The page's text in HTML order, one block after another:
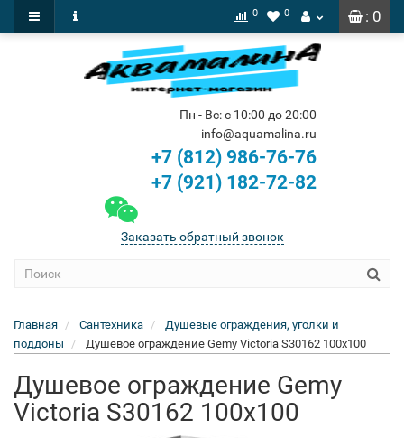
: 0
0 0
Пн - Вс: с 10:00 до 20:00
info@aquamalina.ru
+7 (812) 986-76-76
+7 (921) 182-72-82
Заказать обратный звонок
Главная Сантехника
Душевые ограждения, уголки и
поддоны
Душевое ограждение Gemy Victoria S30162 100x100
Душевое ограждение Gemy
Victoria S30162 100x100